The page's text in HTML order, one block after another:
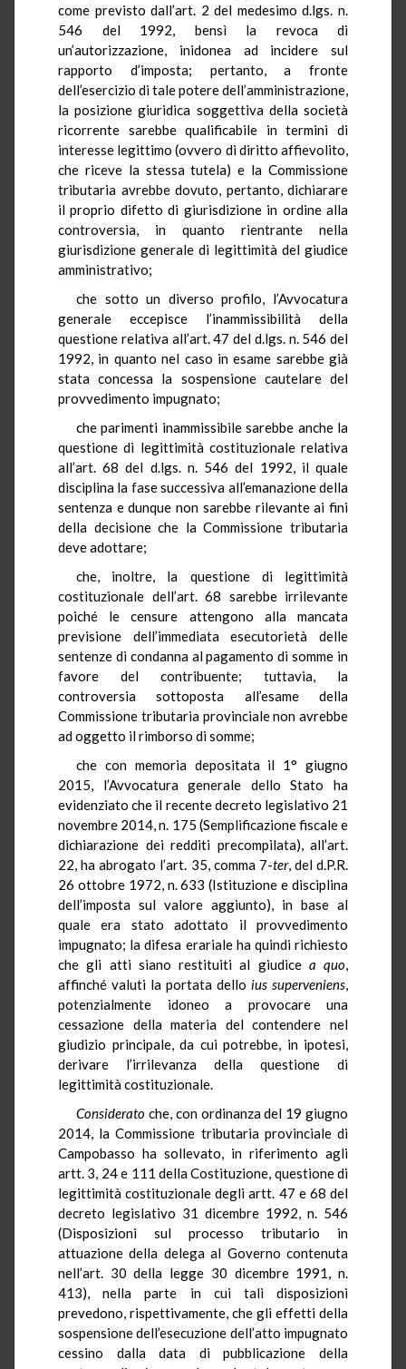
come previsto dall’art. 2 del medesimo d.lgs. n.
546 del 1992, bensì la revoca di
un’autorizzazione, inidonea ad incidere sul
rapporto d’imposta; pertanto, a fronte
dell’esercizio di tale potere dell’amministrazione,
la posizione giuridica soggettiva della società
ricorrente sarebbe qualificabile in termini di
interesse legittimo (ovvero di diritto affievolito,
che riceve la stessa tutela) e la Commissione
tributaria avrebbe dovuto, pertanto, dichiarare
il proprio difetto di giurisdizione in ordine alla
controversia, in quanto rientrante nella
giurisdizione generale di legittimità del giudice
amministrativo;
che sotto un diverso profilo, l’Avvocatura
generale eccepisce l’inammissibilità della
questione relativa all’art. 47 del d.lgs. n. 546 del
1992, in quanto nel caso in esame sarebbe già
stata concessa la sospensione cautelare del
provvedimento impugnato;
che parimenti inammissibile sarebbe anche la
questione di legittimità costituzionale relativa
all’art. 68 del d.lgs. n. 546 del 1992, il quale
disciplina la fase successiva all’emanazione della
sentenza e dunque non sarebbe rilevante ai fini
della decisione che la Commissione tributaria
deve adottare;
che, inoltre, la questione di legittimità
costituzionale dell’art. 68 sarebbe irrilevante
poiché le censure attengono alla mancata
previsione dell’immediata esecutorietà delle
sentenze di condanna al pagamento di somme in
favore del contribuente; tuttavia, la
controversia sottoposta all’esame della
Commissione tributaria provinciale non avrebbe
ad oggetto il rimborso di somme;
che con memoria depositata il 1° giugno
2015, l’Avvocatura generale dello Stato ha
evidenziato che il recente decreto legislativo 21
novembre 2014, n. 175 (Semplificazione fiscale e
dichiarazione dei redditi precompilata), all’art.
22, ha abrogato l’art. 35, comma 7-ter, del d.P.R.
26 ottobre 1972, n. 633 (Istituzione e disciplina
dell’imposta sul valore aggiunto), in base al
quale era stato adottato il provvedimento
impugnato; la difesa erariale ha quindi richiesto
che gli atti siano restituiti al giudice a quo,
affinché valuti la portata dello ius superveniens,
potenzialmente idoneo a provocare una
cessazione della materia del contendere nel
giudizio principale, da cui potrebbe, in ipotesi,
derivare l’irrilevanza della questione di
legittimità costituzionale.
Considerato che, con ordinanza del 19 giugno
2014, la Commissione tributaria provinciale di
Campobasso ha sollevato, in riferimento agli
artt. 3, 24 e 111 della Costituzione, questione di
legittimità costituzionale degli artt. 47 e 68 del
decreto legislativo 31 dicembre 1992, n. 546
(Disposizioni sul processo tributario in
attuazione della delega al Governo contenuta
nell’art. 30 della legge 30 dicembre 1991, n.
413), nella parte in cui tali disposizioni
prevedono, rispettivamente, che gli effetti della
sospensione dell’esecuzione dell’atto impugnato
cessino dalla data di pubblicazione della